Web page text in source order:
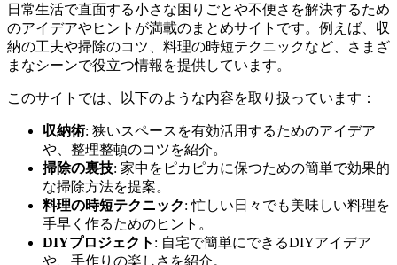
日常生活で直面する小さな困りごとや不便さを解決するため
のアイデアやヒントが満載のまとめサイトです。例えば、収
納の工夫や掃除のコツ、料理の時短テクニックなど、さまざ
まなシーンで役立つ情報を提供しています。
このサイトでは、以下のような内容を取り扱っています：
収納術: 狭いスペースを有効活用するためのアイデア
や、整理整頓のコツを紹介。
掃除の裏技: 家中をピカピカに保つための簡単で効果的
な掃除方法を提案。
料理の時短テクニック: 忙しい日々でも美味しい料理を
手早く作るためのヒント。
DIYプロジェクト : 自宅で簡単にできるDIYアイデア
や、手作りの楽しさを紹介。